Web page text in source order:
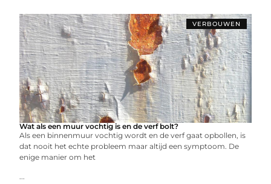
VERBOUWEN
Wat als een muur vochtig is en de verf bolt?
Als een binnenmuur vochtig wordt en de verf gaat opbollen, is
dat nooit het echte probleem maar altijd een symptoom. De
enige manier om het
...